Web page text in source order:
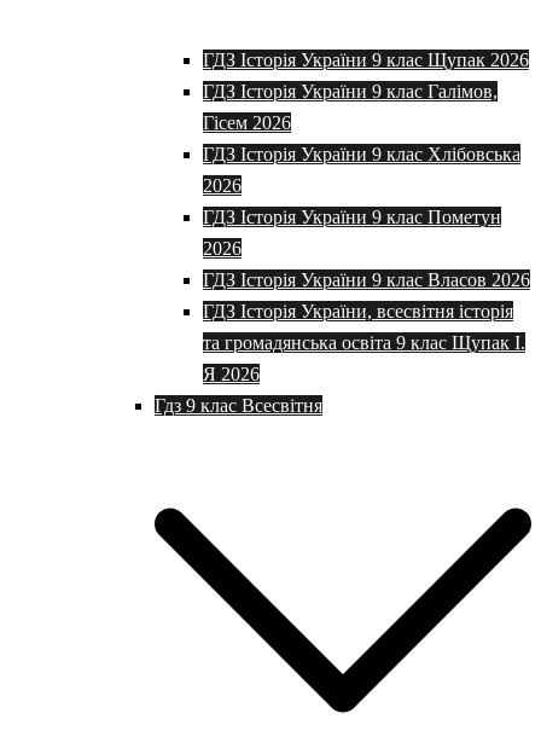
ГДЗ Історія України 9 клас Щупак 2026
ГДЗ Історія України 9 клас Галімов,
Гісем 2026
ГДЗ Історія України 9 клас Хлібовська
2026
ГДЗ Історія України 9 клас Пометун
2026
ГДЗ Історія України 9 клас Власов 2026
ГДЗ Історія України, всесвітня історія
та громадянська освіта 9 клас Щупак І.
Я 2026
Гдз 9 клас Всесвітня